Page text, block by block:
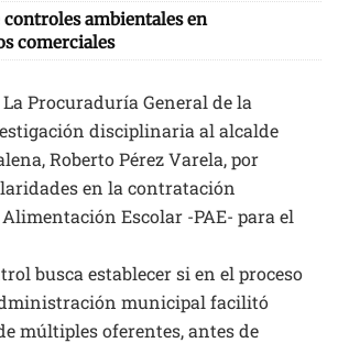
controles ambientales en
comerciales
Procuraduría General de la
disciplinaria al alcalde
Roberto Pérez Varela, por
en la contratación
Escolar -PAE- para el
busca establecer si en el proceso
municipal facilitó
múltiples oferentes, antes de